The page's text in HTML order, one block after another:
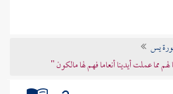
يس
مما عملت أيدينا أنعاما فهم لها مالكون "